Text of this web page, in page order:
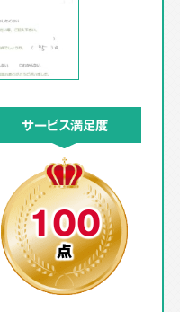
サービス満足度
100
点